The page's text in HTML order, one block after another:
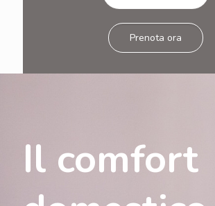
Prenota ora
Il comfort